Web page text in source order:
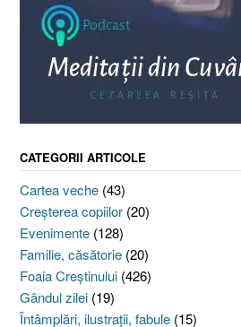
CATEGORII ARTICOLE
Cartea veche (43)
Creşterea copiilor (20)
Evenimente (128)
Familie, căsătorie (20)
Foaia Creştinului (426)
Gândul zilei (19)
Întâmplări, ilustraţii, fabule (15)